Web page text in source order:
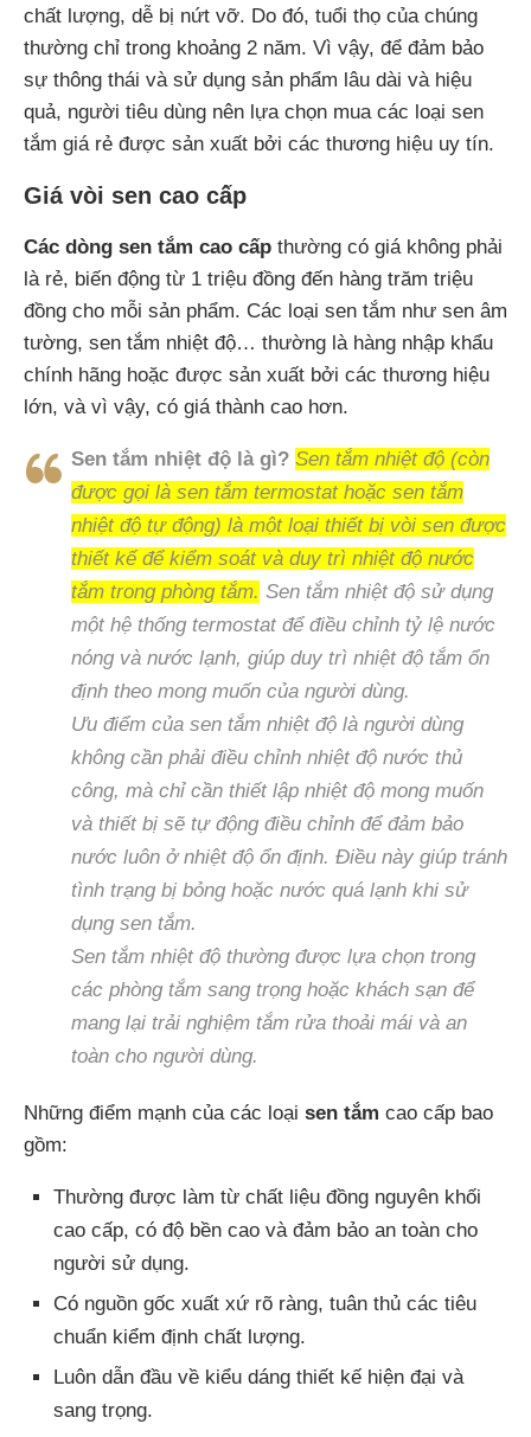
chất lượng, dễ bị nứt vỡ. Do đó, tuổi thọ của chúng
thường chỉ trong khoảng 2 năm. Vì vậy, để đảm bảo
sự thông thái và sử dụng sản phẩm lâu dài và hiệu
quả, người tiêu dùng nên lựa chọn mua các loại sen
tắm giá rẻ được sản xuất bởi các thương hiệu uy tín.
Giá vòi sen cao cấp
Các dòng sen tắm cao cấp thường có giá không phải
là rẻ, biến động từ 1 triệu đồng đến hàng trăm triệu
đồng cho mỗi sản phẩm. Các loại sen tắm như sen âm
tường, sen tắm nhiệt độ… thường là hàng nhập khẩu
chính hãng hoặc được sản xuất bởi các thương hiệu
lớn, và vì vậy, có giá thành cao hơn.
Sen tắm nhiệt độ là gì? Sen tắm nhiệt độ (còn
được gọi là sen tắm termostat hoặc sen tắm
nhiệt độ tự động) là một loại thiết bị vòi sen được
thiết kế để kiểm soát và duy trì nhiệt độ nước
tắm trong phòng tắm. Sen tắm nhiệt độ sử dụng
một hệ thống termostat để điều chỉnh tỷ lệ nước
nóng và nước lạnh, giúp duy trì nhiệt độ tắm ổn
định theo mong muốn của người dùng.
Ưu điểm của sen tắm nhiệt độ là người dùng
không cần phải điều chỉnh nhiệt độ nước thủ
công, mà chỉ cần thiết lập nhiệt độ mong muốn
và thiết bị sẽ tự động điều chỉnh để đảm bảo
nước luôn ở nhiệt độ ổn định. Điều này giúp tránh
tình trạng bị bỏng hoặc nước quá lạnh khi sử
dụng sen tắm.
Sen tắm nhiệt độ thường được lựa chọn trong
các phòng tắm sang trọng hoặc khách sạn để
mang lại trải nghiệm tắm rửa thoải mái và an
toàn cho người dùng.
Những điểm mạnh của các loại sen tắm cao cấp bao
gồm:
Thường được làm từ chất liệu đồng nguyên khối
cao cấp, có độ bền cao và đảm bảo an toàn cho
người sử dụng.
Có nguồn gốc xuất xứ rõ ràng, tuân thủ các tiêu
chuẩn kiểm định chất lượng.
Luôn dẫn đầu về kiểu dáng thiết kế hiện đại và
sang trọng.